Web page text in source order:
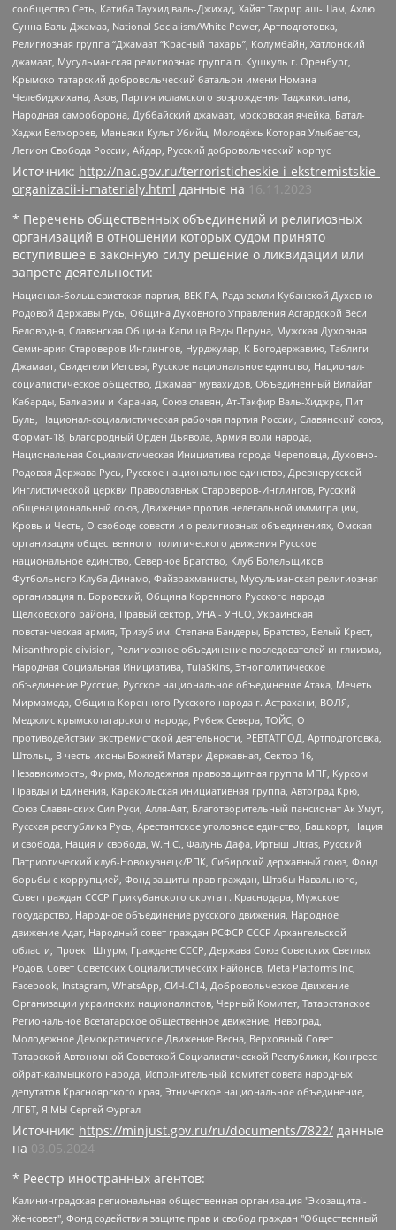
сообщество Сеть, Катиба Таухид валь-Джихад, Хайят Тахрир аш-Шам, Ахлю
Сунна Валь Джамаа, National Socialism/White Power, Артподготовка,
Религиозная группа “Джамаат “Красный пахарь”, Колумбайн, Хатлонский
джамаат, Мусульманская религиозная группа п. Кушкуль г. Оренбург,
Крымско-татарский добровольческий батальон имени Номана
Челебиджихана, Азов, Партия исламского возрождения Таджикистана,
Народная самооборона, Дуббайский джамаат, московская ячейка, Батал-
Хаджи Белхороев, Маньяки Культ Убийц, Молодёжь Которая Улыбается,
Легион Свобода России, Айдар, Русский добровольческий корпус
Источник: http://nac.gov.ru/terroristicheskie-i-ekstremistskie-
organizacii-i-materialy.html данные на
16.11.2023
* Перечень общественных объединений и религиозных
организаций в отношении которых судом принято
вступившее в законную силу решение о ликвидации или
запрете деятельности:
Национал-большевистская партия, ВЕК РА, Рада земли Кубанской Духовно
Родовой Державы Русь, Община Духовного Управления Асгардской Веси
Беловодья, Славянская Община Капища Веды Перуна, Мужская Духовная
Семинария Староверов-Инглингов, Нурджулар, К Богодержавию, Таблиги
Джамаат, Свидетели Иеговы, Русское национальное единство, Национал-
социалистическое общество, Джамаат мувахидов, Объединенный Вилайат
Кабарды, Балкарии и Карачая, Союз славян, Ат-Такфир Валь-Хиджра, Пит
Буль, Национал-социалистическая рабочая партия России, Славянский союз,
Формат-18, Благородный Орден Дьявола, Армия воли народа,
Национальная Социалистическая Инициатива города Череповца, Духовно-
Родовая Держава Русь, Русское национальное единство, Древнерусской
Инглистической церкви Православных Староверов-Инглингов, Русский
общенациональный союз, Движение против нелегальной иммиграции,
Кровь и Честь, О свободе совести и о религиозных объединениях, Омская
организация общественного политического движения Русское
национальное единство, Северное Братство, Клуб Болельщиков
Футбольного Клуба Динамо, Файзрахманисты, Мусульманская религиозная
организация п. Боровский, Община Коренного Русского народа
Щелковского района, Правый сектор, УНА - УНСО, Украинская
повстанческая армия, Тризуб им. Степана Бандеры, Братство, Белый Крест,
Misanthropic division, Религиозное объединение последователей инглиизма,
Народная Социальная Инициатива, TulaSkins, Этнополитическое
объединение Русские, Русское национальное объединение Атака, Мечеть
Мирмамеда, Община Коренного Русского народа г. Астрахани, ВОЛЯ,
Меджлис крымскотатарского народа, Рубеж Севера, ТОЙС, О
противодействии экстремистской деятельности, РЕВТАТПОД, Артподготовка,
Штольц, В честь иконы Божией Матери Державная, Сектор 16,
Независимость, Фирма, Молодежная правозащитная группа МПГ, Курсом
Правды и Единения, Каракольская инициативная группа, Автоград Крю,
Союз Славянских Сил Руси, Алля-Аят, Благотворительный пансионат Ак Умут,
Русская республика Русь, Арестантское уголовное единство, Башкорт, Нация
и свобода, Нация и свобода, W.H.С., Фалунь Дафа, Иртыш Ultras, Русский
Патриотический клуб-Новокузнецк/РПК, Сибирский державный союз, Фонд
борьбы с коррупцией, Фонд защиты прав граждан, Штабы Навального,
Совет граждан СССР Прикубанского округа г. Краснодара, Мужское
государство, Народное объединение русского движения, Народное
движение Адат, Народный совет граждан РСФСР СССР Архангельской
области, Проект Штурм, Граждане СССР, Держава Союз Советских Светлых
Родов, Совет Советских Социалистических Районов, Meta Platforms Inc,
Facebook, Instagram, WhatsApp, СИЧ-С14, Добровольческое Движение
Организации украинских националистов, Черный Комитет, Татарстанское
Региональное Всетатарское общественное движение, Невоград,
Молодежное Демократическое Движение Весна, Верховный Совет
Татарской Автономной Советской Социалистической Республики, Конгресс
ойрат-калмыцкого народа, Исполнительный комитет совета народных
депутатов Красноярского края, Этническое национальное объединение,
ЛГБТ, Я.МЫ Сергей Фургал
Источник: https://minjust.gov.ru/ru/documents/7822/ данные
на 03.05.2024
* Реестр иностранных агентов:
Калининградская региональная общественная организация "Экозащита!-Женсовет", Фонд содействия защите прав и свобод граждан "Общественный вердикт", Фонд "Институт Развития Свободы Информации", Частное учреждение "Информационное агентство МЕМО. РУ", Региональная общественная организация "Общественная комиссия по сохранению наследия академика Сахарова", Фонд поддержки свободы прессы, Санкт-Петербургская общественная правозащитная организация "Гражданский контроль", Межрегиональная общественная организация "Информационно-просветительский центр "Мемориал", Региональный Фонд "Центр Защиты Прав Средств Массовой Информации", с 05.12.2023 Фонд "Центр Защиты Прав Средств массовой информации", Региональная общественная благотворительная организация помощи беженцам и мигрантам "Гражданское содействие", Негосударственное образовательное учреждение дополнительного профессионального образования (повышение квалификации) специалистов "АКАДЕМИЯ ПО ПРАВАМ ЧЕЛОВЕКА", Свердловская региональная общественная организация "Сутяжник", Автономная некоммерческая организация "Центр независимых социологических исследований", Союз общественных объединений "Российский исследовательский центр по правам человека", Региональное общественное учреждение научно-информационный центр "МЕМОРИАЛ", Некоммерческая организация "Фонд защиты гласности", Автономная некоммерческая организация "Институт прав человека", Городская общественная организация "Екатеринбургское общество "МЕМОРИАЛ", Городская общественная организация "Рязанское историко-просветительское и правозащитное общество "Мемориал" (Рязанский Мемориал), Челябинский региональный орган общественной самодеятельности – женское общественное объединение "Женщины Евразии", Челябинский региональный орган общественной самодеятельности "Уральская правозащитная группа", Фонд содействия защите здоровья и социальной справедливости имени Андрея Рылькова, Автономная Некоммерческая Организация "Аналитический Центр Юрия Левады", Автономная некоммерческая организация социальной поддержки населения "Проект Апрель", Региональная общественная организация помощи женщинам и детям, находящимся в кризисной ситуации "Информационно-методический центр "Анна", Фонд содействия развитию массовых коммуникаций и правовому просвещению "Так-так-Так", Фонд содействия устойчивому развитию "Серебряная тайга", Свердловский региональный общественный фонд социальных проектов "Новое время", "Idel.Реалии", Кавказ.Реалии, Крым.Реалии, Телеканал Настоящее Время, Татаро-башкирская служба Радио Свобода (Azatliq Radiosi), Радио Свободная Европа/Радио Свобода (PCE/PC), "Сибирь.Реалии", "Фактограф", Благотворительный фонд помощи осужденным и их семьям, Автономная некоммерческая организация "Институт глобализации и социальных движений", Фонд "В защиту прав заключенных", Частное учреждение "Центр поддержки и содействия развитию средств массовой информации", Пензенский региональный общественный благотворительный фонд "Гражданский союз", "Север.Реалии", Некоммерческая организация Фонд "Правовая инициатива", Общество с ограниченной ответственностью "Радио Свободная Европа/Радио Свобода", Чешское информационное агентство "MEDIUM-ORIENT", Красноярская региональная общественная организация "Мы против СПИДа", Камалягин Денис Николаевич, Маркелов Сергей Евгеньевич, Пономарев Лев Александрович, Савицкая Людмила Алексеевна, Автономная некоммерческая организация "Центр по работе с проблемой насилия "НАСИЛИЮ.НЕТ", Межрегиональный профессиональный союз работников здравоохранения "Альянс врачей", Юридическое лицо, зарегистрированное в Латвийской Республике, SIA "Medusa Project" (регистрационный номер 40103797863, дата регистрации 10.06.2014), Некоммерческая организация "Фонд по борьбе с коррупцией", Автономная некоммерческая организация "Институт права и публичной политики", Баданин Роман Сергеевич, Гликин Максим Александрович, Железнова Мария Михайловна, Лукьянова Юлия Сергеевна, Маетная Елизавета Витальевна, Маняхин Петр Борисович, Чуракова Ольга Владимировна, Ярош Юлия Петровна, Юридическое лицо "The Insider SIA", зарегистрированное в Риге, Латвийская Республика (дата регистрации 26.06.2015), являющееся администратором доменного имени интернет-издания "The Insider SIA", https://theins.ru, Постернак Алексей Евгеньевич, Рубин Михаил Аркадьевич, Анин Роман Александрович, Юридическое лицо Istories fonds, зарегистрированное в Латвийской Республике (регистрационный номер 50008295751, дата регистрации 24.02.2020), Великовский Дмитрий Александрович, Долинина Ирина Николаевна, Мароховская Алеся Алексеевна, Шлейнов Роман Юрьевич, Шмагун Олеся Валентиновна, Общество с ограниченной ответственностью "Альтаир 2021", Общество с ограниченной ответственностью "Вега 2021", Общество с ограниченной ответственностью "Главный редактор 2021", Общество с ограниченной ответственностью "Ромашки монолит", Важенков Артем Валерьевич, Ивановская областная общественная организация "Центр гендерных исследований", Гурман Юрий Альбертович, Медиапроект "ОВД-Инфо", Егоров Владимир Владимирович, Жилинский Владимир Александрович, Общество с ограниченной ответственностью "ЗП", Иванова София Юрьевна, Карезина Инна Павловна, Кильтау Екатерина Викторовна, Петров Алексей Викторович, Пискунов Сергей Евгеньевич, Смирнов Сергей Сергеевич, Тихонов Михаил Сергеевич, Общество с ограниченной ответственностью "ЖУРНАЛИСТ-ИНОСТРАННЫЙ АГЕНТ", Арапова Галина Юрьевна, Вольтская Татьяна Анатольевна, Американская компания "Mason G.E.S. Anonymous Foundation" (США), являющаяся владельцем интернет-издания https://mnews.world/, Компания "Stichting Bellingcat", зарегистрированная в Нидерландах (дата регистрации 11.07.2018), Захаров Андрей Вячеславович, Клепиковская Екатерина Дмитриевна, Общество с ограниченной ответственностью "МЕМО", Перл Роман Александрович, Симонов Евгений Алексеевич, Соловьева Елена Анатольевна, Сотников Даниил Владимирович, Сурначева Елизавета Дмитриевна, Автономная некоммерческая организация по защите прав человека и информированию населения "Якутия – Наше Мнение", Общество с ограниченной ответственностью "Москоу диджитал медиа", с 26.01.2023 Общество с ограниченной ответственностью "Чайка Белые сады", Ветошкина Валерия Валерьевна, Заговора Максим Александрович, Межрегиональное общественное движение "Российская ЛГБТ - сеть", Оленичев Максим Владимирович, Павлов Иван Юрьевич, Скворцова Елена Сергеевна, Общество с ограниченной ответственностью "Как бы инагент", Кочетков Игорь Викторович, Общество с ограниченной ответственностью "Честные выборы", Еланчик Олег Александрович, Общество с ограниченной ответственностью "Нобелевский призыв", Гималова Регина Эмилевна, Григорьев Андрей Валерьевич, Григорьева Алина Александровна, Ассоциация по содействию защите прав призывников, альтернативнослужащих и военнослужащих "Правозащитная группа "Гражданин.Армия.Право", Хисамова Регина Фаритовна, Автономная некоммерческая организация по реализации социально-правовых программ "Лилит", Дальневосточное общественное движение "Маяк", Санкт-Петербургская ЛГБТ-инициативная группа "Выход", Инициативная группа ЛГБТ+ "Реверс", Алексеев Андрей Викторович, Бекбулатова Таисия Львовна, Беляев Иван Михайлович, Владыкина Елена Сергеевна, Гельман Марат Александрович, Никульшина Вероника Юрьевна, Толоконникова Надежда Андреевна, Шендерович Виктор Анатольевич, Общество с ограниченной ответственностью "Данное сообщение", Общество с ограниченной ответственностью Издательский дом "Новая глава", Айнбиндер Александра Александровна, Московский комьюнити-центр для ЛГБТ+инициатив, Благотворительный фонд развития филантропии, Deutsche Welle (Германия, Kurt-Schumacher-Strasse 3, 53113 Bonn), Борзунова Мария Михайловна, Воробьев Виктор Викторович, Голубева Анна Львовна, Константинова Алла Михайловна, Малкова Ирина Владимировна, Мурадов Мурад Абдулгалимович, Осетинская Елизавета Николаевна, Понасенков Евгений Николаевич, Ганапольский Матвей Юрьевич, Киселев Евгений Алексеевич, Борухович Ирина Григорьевна, Дремин Иван Тимофеевич, Дубровский Дмитрий Викторович, Красноярская региональная общественная организация поддержки и развития альтернативных образовательных технологий и межкультурных коммуникаций "ИНТЕРРА", Маяковская Екатерина Алексеевна, Фейгин Марк Захарович, Филимонов Андрей Викторович, Дзугкоева Регина Николаевна, Доброхотов Роман Александрович, Дудь Юрий Александрович, Елкин Сергей Владимирович, Кругликов Кирилл Игоревич, Сабунаева Мария Леонидовна, Семенов Алексей Владимирович, Шаинян Карен Багратович, Шульман Екатерина Михайловна, Асафьев Артур Валерьевич, Вахштайн Виктор Семенович, Венедиктов Алексей Алексеевич, Лушникова Екатерина Евгеньевна, Волков Леонид Михайлович, Невзоров Александр Глебович, Пархоменко Сергей Борисович, Сироткин Ярослав Николаевич, Кара-Мурза Владимир Владимирович, Баранова Наталья Владимировна, Гозман Леонид Яковлевич, Кагарлицкий Борис Юльевич, Климарев Михаил Валерьевич, Милов Владимир Станиславович, Автономная некоммерческая организация Краснодарский центр современного искусства "Типография", Моргенштерн Алишер Тагирович, Соболь Любовь Эдуардовна, Общество с ограниченной ответственностью "ЛИЗА НОРМ", Каспаров Гарри Кимович, Ходорковский Михаил Борисович, Общество с ограниченной ответственностью "Апрельские тезисы", Данилович Ирина Брониславовна, Кашин Олег Владимирович, Петров Николай Владимирович, Пивоваров Алексей Владимирович, Соколов Михаил Владимирович, Цветкова Юлия Владимировна, Чичваркин Евгений Александрович, Комитет против пыток/Команда против пыток, Общество с ограниченной ответственностью "Первый научный", Общество с ограниченной ответственностью "Вертолет и ко", Белоцерковская Вероника Борисовна, Кац Максим Евгеньевич, Лазарева Татьяна Юрьевна, Шаведдинов Руслан Табризович, Яшин Илья Валерьевич, Общество с ограниченной ответственностью "Иноагент ААВ", Алешковский Дмитрий Петрович, Альбац Евгения Марковна, Быков Дмитрий Львович, Галямина Юлия Евгеньевна, Лойко Сергей Леонидович, Мартынов Кирилл Константинович, Медведев Сергей Александрович, Крашенинников Федор Геннадиевич, Гордеева Катерина Вл